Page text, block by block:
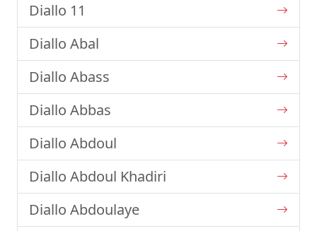
Diallo 11
Diallo Abal
Diallo Abass
Diallo Abbas
Diallo Abdoul
Diallo Abdoul Khadiri
Diallo Abdoulaye